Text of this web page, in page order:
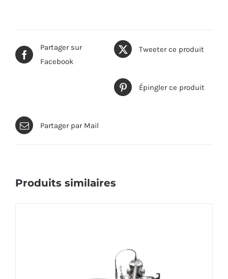
Partager sur
Facebook
Tweeter ce produit
Épingler ce produit
Partager par Mail
Produits similaires